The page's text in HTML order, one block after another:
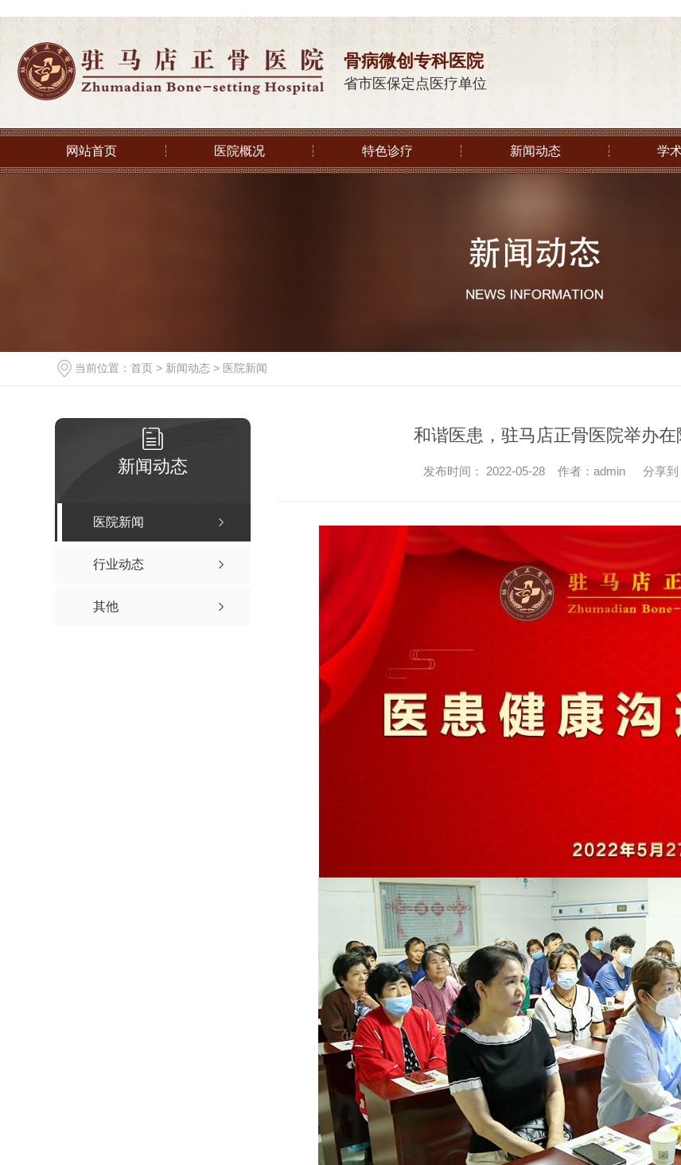
骨病微创专科医院
省市医保定点医疗单位
网站首页 医院概况 特色诊疗 新闻动态 学
当前位置： 首页 > 新闻动态 > 医院新闻
新闻动态
医院新闻
行业动态
其他
和谐医患，驻马店正骨医院举办
发布时间： 2022-05-28 作者：admin 分享到